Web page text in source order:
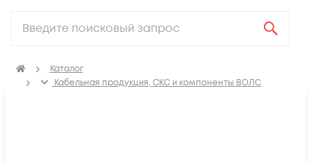
Каталог
Кабельная продукция, СКС и компоненты ВОЛС